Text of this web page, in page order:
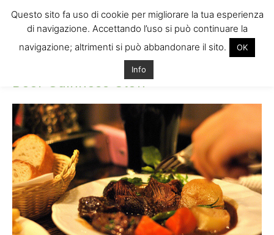
Beef-Guinness-Stew
Beef-Guinness-Stew
Questo sito fa uso di cookie per migliorare la tua esperienza
di navigazione. Accettando l’uso si può continuare la
navigazione; altrimenti si può abbandonare il sito.
OK
Info